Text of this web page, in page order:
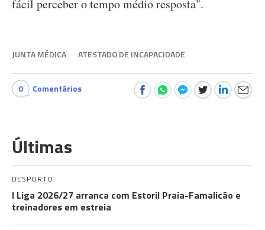
fácil perceber o tempo médio resposta".
JUNTA MÉDICA ATESTADO DE INCAPACIDADE
0 Comentários
Últimas
DESPORTO
I Liga 2026/27 arranca com Estoril Praia-Famalicão e
treinadores em estreia